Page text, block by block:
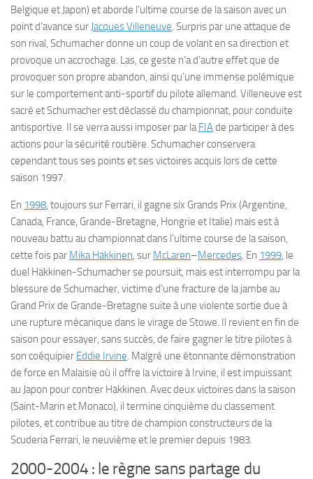
Belgique et Japon) et aborde l’ultime course de la saison avec un
point d’avance sur Jacques Villeneuve. Surpris par une attaque de
son rival, Schumacher donne un coup de volant en sa direction et
provoque un accrochage. Las, ce geste n’a d’autre effet que de
provoquer son propre abandon, ainsi qu’une immense polémique
sur le comportement anti-sportif du pilote allemand. Villeneuve est
sacré et Schumacher est déclassé du championnat, pour conduite
antisportive. Il se verra aussi imposer par laFIAde participer à des
actions pour la sécurité routière. Schumacher conservera
cependant tous ses points et ses victoires acquis lors de cette
saison 1997.
En 1998, toujours sur Ferrari, il gagne six Grands Prix (Argentine,
Canada, France, Grande-Bretagne, Hongrie et Italie) mais est à
nouveau battu au championnat dans l’ultime course de la saison,
cette fois par Mika Häkkinen, sur McLaren–Mercedes. En 1999, le
duel Häkkinen-Schumacher se poursuit, mais est interrompu par la
blessure de Schumacher, victime d’une fracture de la jambe au
Grand Prix de Grande-Bretagne suite à une violente sortie due à
une rupture mécanique dans le virage de Stowe. Il revient en fin de
saison pour essayer, sans succès, de faire gagner le titre pilotes à
son coéquipier Eddie Irvine. Malgré une étonnante démonstration
de force en Malaisie où il offre la victoire à Irvine, il est impuissant
au Japon pour contrer Häkkinen. Avec deux victoires dans la saison
(Saint-Marin et Monaco), il termine cinquième du classement
pilotes, et contribue au titre de champion constructeurs de la
Scuderia Ferrari, le neuvième et le premier depuis 1983.
2000-2004 : le règne sans partage du